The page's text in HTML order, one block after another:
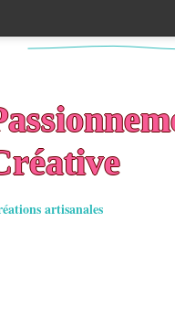
artisanales